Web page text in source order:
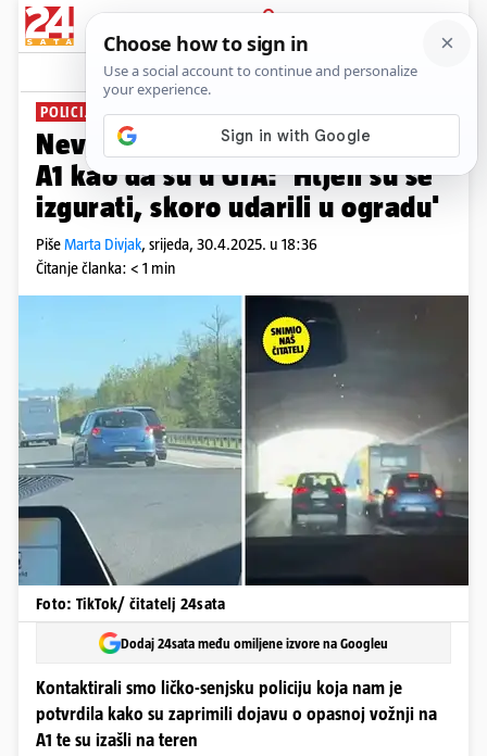
PRIJAVA
News Komentari
POLICIJA SVE ISTRAŽUJE
Nevjerojatno i opasno. Vozili na
A1 kao da su u GTA: 'Htjeli su se
izgurati, skoro udarili u ogradu'
PišeMarta Divjak, srijeda, 30.4.2025. u 18:36
Čitanje članka: < 1 min
Foto: TikTok/ čitatelj 24sata
Dodaj 24sata među omiljene izvore na Googleu
Kontaktirali smo ličko-senjsku policiju koja nam je
potvrdila kako su zaprimili dojavu o opasnoj vožnji na
A1 te su izašli na teren